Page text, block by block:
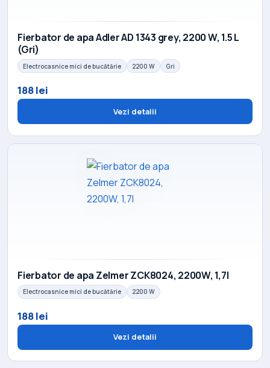
Fierbator de apa Adler AD 1343 grey, 2200 W, 1.5 L
(Gri)
Electrocasnice mici de bucătărie 2200 W Gri
188 lei
Vezi detalii
Fierbator de apa Zelmer ZCK8024, 2200W, 1,7l
Electrocasnice mici de bucătărie 2200 W
188 lei
Vezi detalii